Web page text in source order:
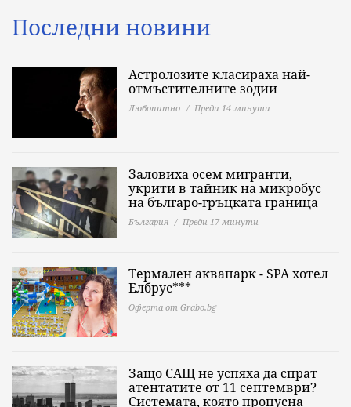
Последни новини
Астролозите класираха най-
отмъстителните зодии
Любопитно Преди 14 минути
Заловиха осем мигранти,
укрити в тайник на микробус
на българо-гръцката граница
България Преди 17 минути
Термален аквапарк - SPA хотел
Елбрус***
Оферта от Grabo.bg
Защо САЩ не успяха да спрат
атентатите от 11 септември?
Системата, която пропусна